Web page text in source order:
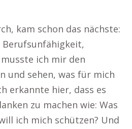
kam schon das nächste:
ich mir den
und sehen, was für mich
erkannte hier, dass es
zu machen wie: Was
ich mich schützen? Und